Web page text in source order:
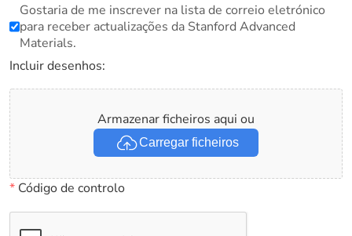
Gostaria de me inscrever na lista de correio eletrónico
para receber actualizações da Stanford Advanced
Materials.
Incluir desenhos:
Armazenar ficheiros aqui ou
Carregar ficheiros
*Código de controlo